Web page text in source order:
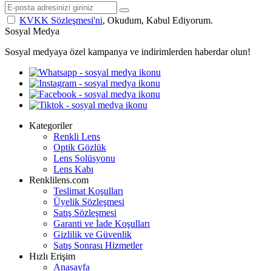
KVKK Sözleşmesi'ni, Okudum, Kabul Ediyorum.
Sosyal Medya
Sosyal medyaya özel kampanya ve indirimlerden haberdar olun!
Kategoriler
Renkli Lens
Optik Gözlük
Lens Solüsyonu
Lens Kabı
Renklilens.com
Teslimat Koşulları
Üyelik Sözleşmesi
Satış Sözleşmesi
Garanti ve İade Koşulları
Gizlilik ve Güvenlik
Satış Sonrası Hizmetler
Hızlı Erişim
Anasayfa